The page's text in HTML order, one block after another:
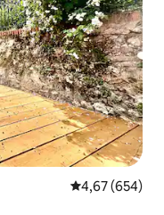
4,67 de uma
4,67 (654)